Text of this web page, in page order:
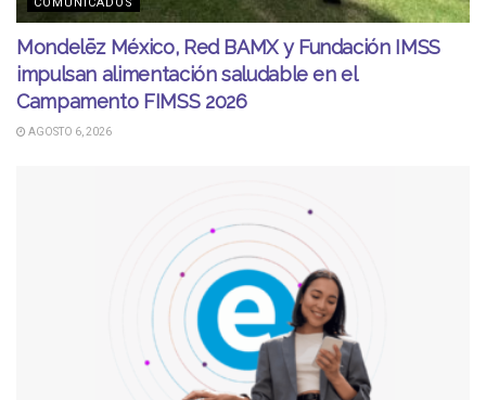
Mondelēz México, Red BAMX y Fundación IMSS
impulsan alimentación saludable en el
Campamento FIMSS 2026
AGOSTO 6, 2026